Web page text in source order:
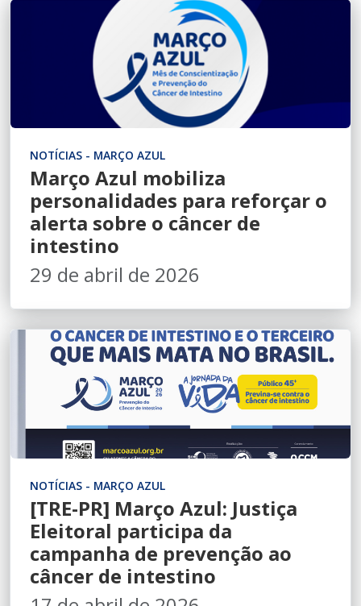
NOTÍCIAS - MARÇO AZUL
Março Azul mobiliza
personalidades para reforçar o
alerta sobre o câncer de
intestino
29 de abril de 2026
NOTÍCIAS - MARÇO AZUL
[TRE-PR] Março Azul: Justiça
Eleitoral participa da
campanha de prevenção ao
câncer de intestino